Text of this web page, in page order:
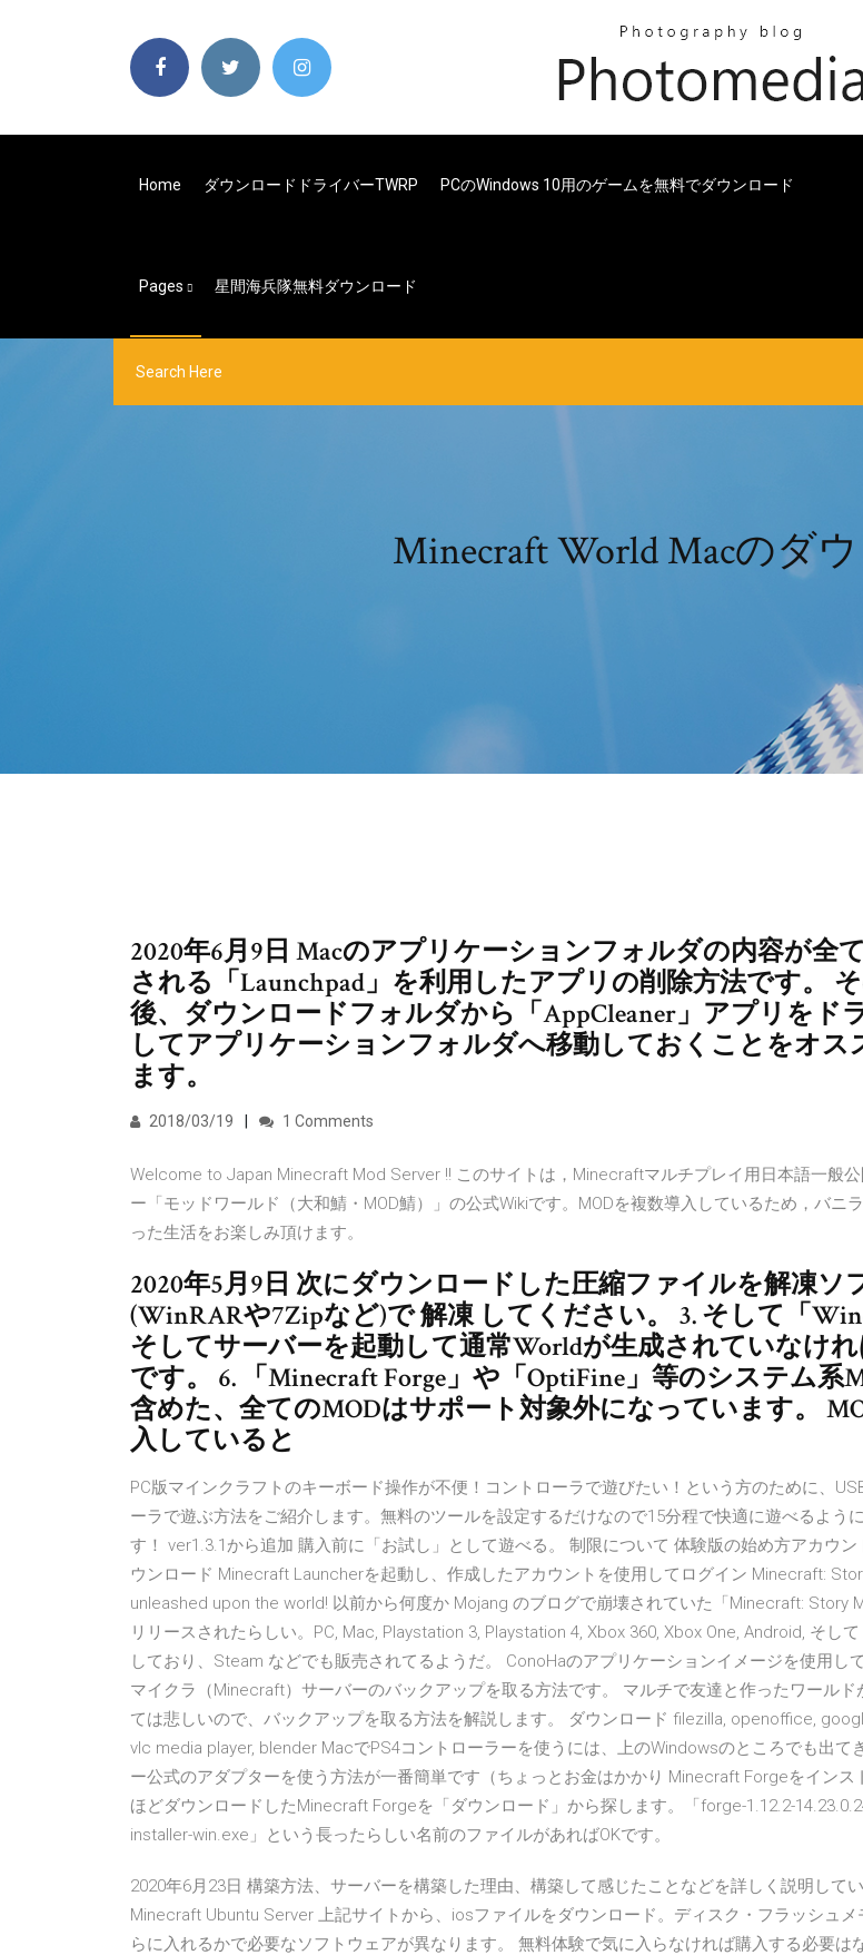
Home ダウンロードドライバーTWRP PCのWindows 10用のゲームを無料でダウンロード
Pages 星間海兵隊無料ダウンロード
Minecraft World Macのダ
2020年6月9日 Macのアプリケーションフォルダの内容が全
される「Launchpad」を利用したアプリの削除方法です。
後、ダウンロードフォルダから「AppCleaner」アプリをド
してアプリケーションフォルダへ移動しておくことをオス
ます。
2018/03/19 1 Comments
Welcome to Japan Minecraft Mod Server !! このサイトは，Minecraftマルチプレイ用日本語一般
ー「モッドワールド（大和鯖・MOD鯖）」の公式Wikiです。MODを複数導入しているため，バニ
った生活をお楽しみ頂けます。
2020年5月9日 次にダウンロードした圧縮ファイルを解凍ソ
(WinRARや7Zipなど)で 解凍 してください。 3. そして「
そしてサーバーを起動して通常Worldが生成されていなけ
です。 6. 「Minecraft Forge」や「OptiFine」等のシステム系
含めた、全てのMODはサポート対象外になっています。
入していると
PC版マインクラフトのキーボード操作が不便！コントローラで遊びたい！という方のために、
ーラで遊ぶ方法をご紹介します。無料のツールを設定するだけなので15分程で快適に遊べるよう
す！ ver1.3.1から追加 購入前に「お試し」として遊べる。 制限について 体験版の始め方アカウン
ウンロード Minecraft Launcherを起動し、作成したアカウントを使用してログイン Minecraft:
unleashed upon the world! 以前から何度か Mojang のブログで崩壊されていた「Minecraft: Story
リリースされたらしい。PC, Mac, Playstation 3, Playstation 4, Xbox 360, Xbox One, Android, そし
しており、Steam などでも販売されてるようだ。 ConoHaのアプリケーションイメージを使用し
マイクラ（Minecraft）サーバーのバックアップを取る方法です。 マルチで友達と作ったワールド
ては悲しいので、バックアップを取る方法を解説します。 ダウンロード filezilla, openoffice,
vlc media player, blender MacでPS4コントローラーを使うには、上のWindowsのところでも出て
ー公式のアダプターを使う方法が一番簡単です（ちょっとお金はかかり Minecraft Forgeをインス
ほどダウンロードしたMinecraft Forgeを「ダウンロード」から探します。「forge-1.12.2-
installer-win.exe」という長ったらしい名前のファイルがあればOKです。
2020年6月23日 構築方法、サーバーを構築した理由、構築して感じたことなどを詳しく説明してい
Minecraft Ubuntu Server 上記サイトから、iosファイルをダウンロード。ディスク・フラッシュメ
らに入れるかで必要なソフトウェアが異なります。 無料体験で気に入らなければ購入する必要は